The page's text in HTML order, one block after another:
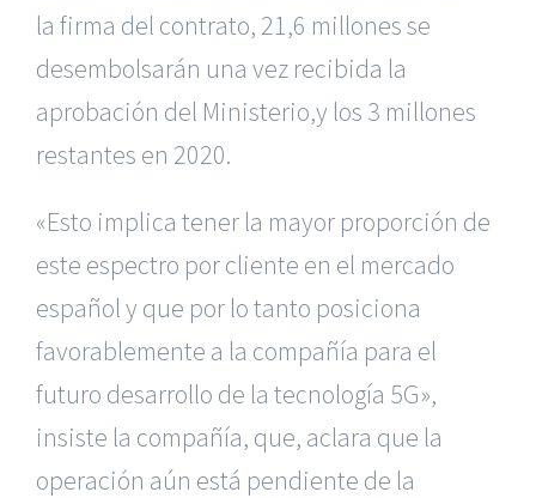
la firma del contrato, 21,6 millones se
desembolsarán una vez recibida la
aprobación del Ministerio,y los 3 millones
restantes en 2020.
«Esto implica tener la mayor proporción de
este espectro por cliente en el mercado
español y que por lo tanto posiciona
favorablemente a la compañía para el
futuro desarrollo de la tecnología 5G»,
insiste la compañía, que, aclara que la
operación aún está pendiente de la